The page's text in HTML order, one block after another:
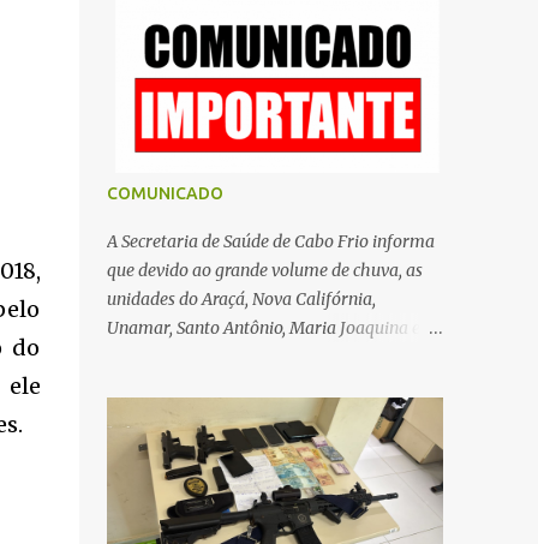
do
ele
COMUNICADO
A Secretaria de Saúde de Cabo Frio informa
que devido ao grande volume de chuva, as
unidades do Araçá, Nova Califórnia,
Unamar, Santo Antônio, Maria Joaquina e
dia serão remarcadas; a orientação é que os
pacientes procurem as unidades na
segunda-feira (2) para saberem o dia da
remarcação. Contamos com a compreensão
de toda população, pois se trata de uma